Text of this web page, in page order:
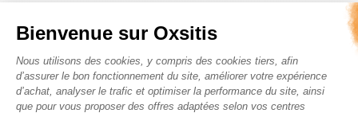
Bienvenue sur Oxsitis
Plateforme de Gestion du
Nous utilisons des cookies, y compris des cookies tiers, afin
d’assurer le bon fonctionnement du site, améliorer votre expérience
d’achat, analyser le trafic et optimiser la performance du site, ainsi
que pour vous proposer des offres adaptées selon vos centres
Casquette de trail running
X-FLEX CAP – BORDEAUX
24.95€